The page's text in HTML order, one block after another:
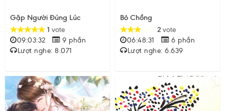
Gặp Người Đúng Lúc
1 vote
09:03:32
9 phần
Lượt nghe: 8.071
Bỏ Chồng
2 vote
06:48:31
6 phần
Lượt nghe: 6.639